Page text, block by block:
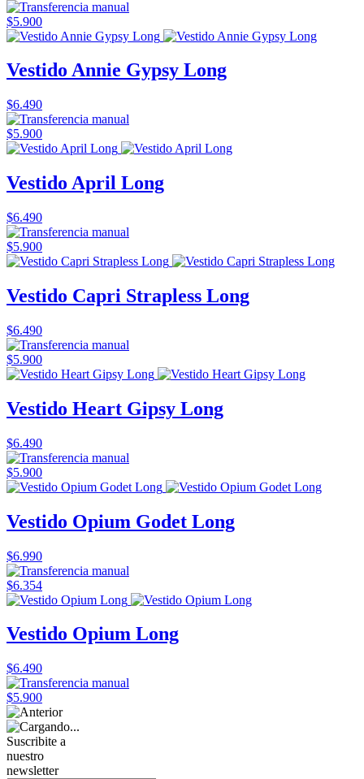
$5.900
Vestido Annie Gypsy Long
$6.490
$5.900
Vestido April Long
$6.490
$5.900
Vestido Capri Strapless Long
$6.490
$5.900
Vestido Heart Gipsy Long
$6.490
$5.900
Vestido Opium Godet Long
$6.990
$6.354
Vestido Opium Long
$6.490
$5.900
Suscribite a
nuestro
newsletter